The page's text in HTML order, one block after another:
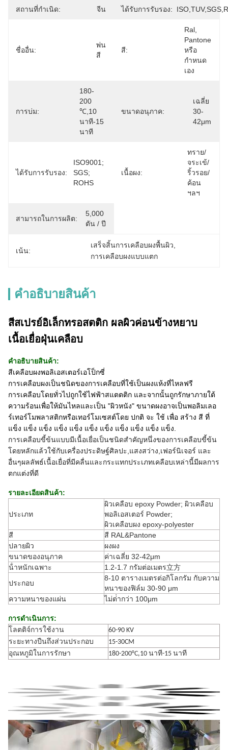
สถานที่กำเนิด: จีน ได้รับการรับรอง:
ชื่ออื่น:
พ่น
สี
สี:
Ral,
Pantone
หรือ
กำหนด
เอง
การบ่ม:
180-
200
℃,10
นาที-15
นาที
ขนาดอนุภาค:
เฉลี่ย
30-
42μm
ได้รับการรับรอง:
ISO9001;
SGS;
ROHS
เนื้อผง:
ทราย/
จระเข้/
ริ้วรอย/
ค้อน
ฯลฯ
สามารถในการผลิต:
5,000
ตัน / ปี
เน้น:
เสร็จสิ้นการเคลือบผงพื้นผิว
การเคลือบผงแบบแตก
คําอธิบายสินค้า
สีสเปรย์อิเล็กทรอสตติก ผลผิวค่อนข้างหยาบ
เนื้อเยื่อฝุ่นเคลือบ
คําอธิบายสินค้า:
สีเคลือบผงพอลิเอสเตอร์เอโป็กซี่
การเคลือบผงเป็นชนิดของการเคลือบที่ใช้เป็นผงแห้งที่ไหลฟรี
การเคลือบโดยทั่วไปถูกใช้ไฟฟ้าสแตตติก และจากนั้นถูกรักษาภายใต้
ความร้อนเพื่อให้มันไหลและเป็น "ผิวหนัง" ขนาดผงอาจเป็นพอลิมเลอ
ร์เทอร์โมพลาสติกหรือเทอร์โมเซสต์โดย ปกติ จะ ใช้ เพื่อ สร้าง สี ที่
แข็ง แข็ง แข็ง แข็ง แข็ง แข็ง แข็ง แข็ง แข็ง แข็ง แข็ง.
การเคลือบขี้ข้นแบบมีเนื้อเยื่อเป็นชนิดสําคัญหนึ่งของการเคลือบขี้ข้น
โดยหลักแล้วใช้กับเครื่องประดิษฐ์ศิลปะ,แสงสว่าง,เฟอร์นิเจอร์ และ
อื่นๆผลลัพธ์เนื้อเยื่อที่มีคลื่นและกระแทกประเภทเคลือบเหล่านี้มีผลการ
ตกแต่งที่ดี
รายละเอียดสินค้า:
ประเภท
ผิวเคลือบ epoxy Powder; ผิวเคลือบ
พอลิเอสเตอร์ Powder;
ผิวเคลือบผง epoxy-polyester
สี
สี RAL&Pantone
ปลายผิว
ผงผง
ขนาดของอนุภาค
ค่าเฉลี่ย 32-42μm
น้ําหนักเฉพาะ
1.2-1.7 กรัมต่อเมตร立方
ประกอบ
8-10 ตารางเมตรต่อกิโลกรัม กับความ
หนาของฟิล์ม 30-90 μm
ความหนาของแผ่น
ไม่ต่ํากว่า 100μm
การดําเนินการ:
โลตติจ์การใช้งาน
60-90 KV
ระยะทางปืนถึงส่วนประกอบ
15-30CM
อุณหภูมิในการรักษา
180-200°C,10 นาที-15 นาที